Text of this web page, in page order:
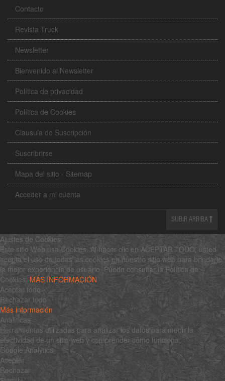
Contacto
Revista Truck
Newsletter
Bienvenido al Newsletter
Política de privacidad
Política de Cookies
Clausula de Suscripción
Suscribrirse
Mapa del sitio - Sitemap
Acceder a mi cuenta
SUBIR ARRIBA
Ajustes de Cookies
Este sitio Web usa Cookies. Al hacer clic en ACEPTAR TODO, usted
acepta el uso de todas las cookies en nuestro sitio web para brindarle
la mejor experiencia de usuario. Puede consultar la Política de
Cookies:MÁS INFORMACIÓN
Aceptar todo
Rechazar todo
Más información
Analíticas
Herramientas utilizadas para analizar los datos para medir la
efectividad de un sitio web y comprender cómo funciona.
Google Analytics
Aceptar
Rechazar